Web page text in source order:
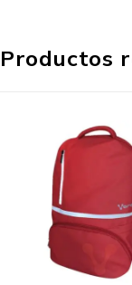
Productos